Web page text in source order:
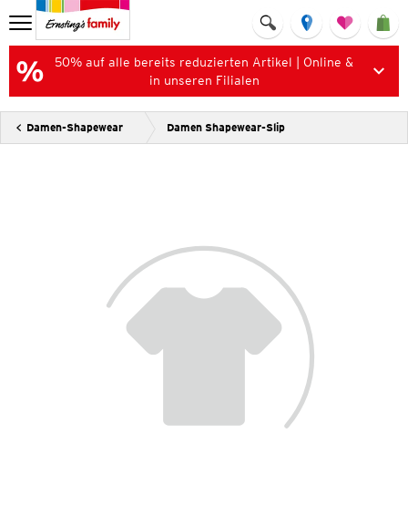
50% auf alle bereits reduzierten Artikel | Online &
in unseren Filialen
Damen-Shapewear Damen Shapewear-Slip